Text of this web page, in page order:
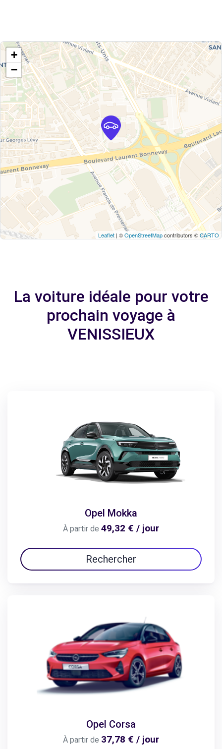
+
−
Leaflet | ©OpenStreetMapcontributors ©CARTO
La voiture idéale pour votre
prochain voyage à
VENISSIEUX
Opel Mokka
À partir de 49,32 € / jour
Rechercher
Opel Corsa
À partir de 37,78 € / jour